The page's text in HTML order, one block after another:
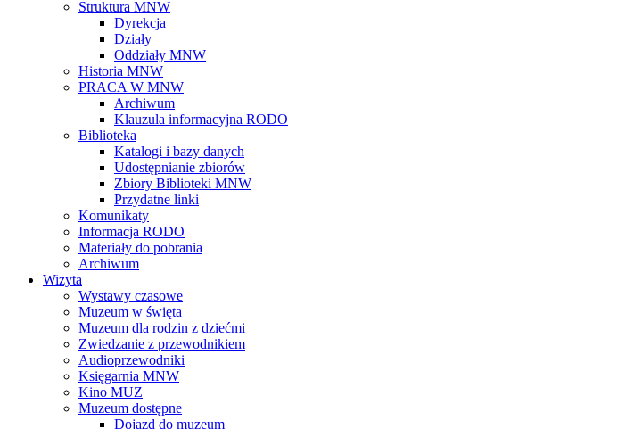
Struktura MNW
Dyrekcja
Działy
Oddziały MNW
Historia MNW
PRACA W MNW
Archiwum
Klauzula informacyjna RODO
Biblioteka
Katalogi i bazy danych
Udostępnianie zbiorów
Zbiory Biblioteki MNW
Przydatne linki
Komunikaty
Informacja RODO
Materiały do pobrania
Archiwum
Wizyta
Wystawy czasowe
Muzeum w święta
Muzeum dla rodzin z dziećmi
Zwiedzanie z przewodnikiem
Audioprzewodniki
Księgarnia MNW
Kino MUZ
Muzeum dostępne
Dojazd do muzeum